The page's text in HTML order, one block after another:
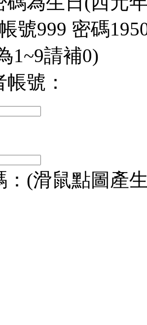
號999 密碼
1~9請補0)
號：
：(滑鼠點圖產